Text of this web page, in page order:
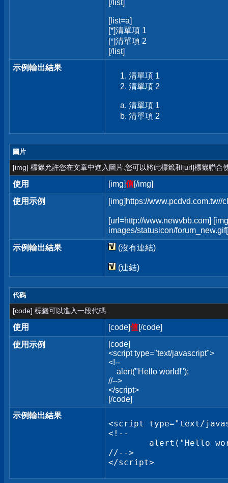
[/list]
[list=a]
[*]清單項 1
[*]清單項 2
[/list]
示例輸出結果
清單項 1
清單項 2
清單項 1
清單項 2
圖片
[img] 標籤允許您在文章中進入圖片.您可以將此標籤和[url]標籤聯合
使用 [img]值[/img]
使用示例
[img]https://www.pcdvd.com.tw//
[url=http://www.newvbb.com]
images/statusicon/
示例輸出結果
(沒有連結)
(連結)
代碼
[code] 標籤可以進入一段代碼.
使用 [code]值[/code]
使用示例
[code]
<script type="text/javascript">
<!--
alert("Hello world!");
//-->
</script>
[/code]
示例輸出結果
<script type="text/
<!--
//-->
</script>